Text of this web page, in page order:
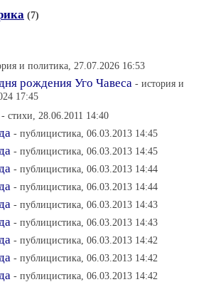
(7)
и политика, 27.07.2026 16:53
рождения Уго Чавеса - история и
17:45
- стихи, 28.06.2011 14:40
- публицистика, 06.03.2013 14:45
- публицистика, 06.03.2013 14:45
- публицистика, 06.03.2013 14:44
- публицистика, 06.03.2013 14:44
- публицистика, 06.03.2013 14:43
- публицистика, 06.03.2013 14:43
- публицистика, 06.03.2013 14:42
- публицистика, 06.03.2013 14:42
- публицистика, 06.03.2013 14:42